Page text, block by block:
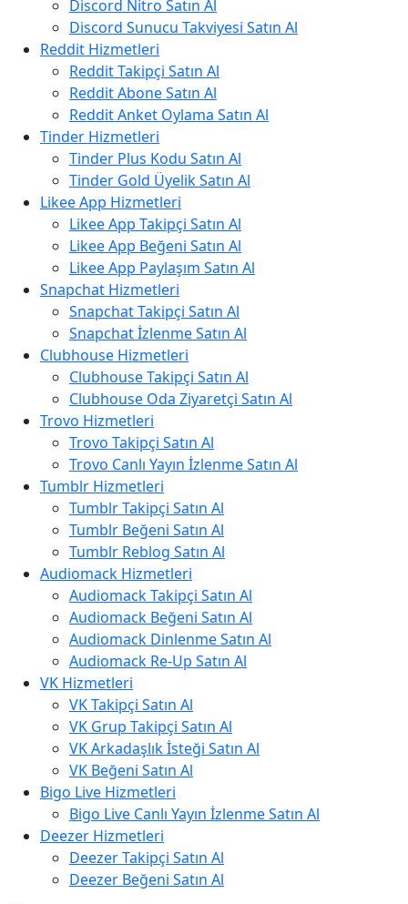
Discord Nitro Satın Al
Discord Sunucu Takviyesi Satın Al
Reddit Hizmetleri
Reddit Takipçi Satın Al
Reddit Abone Satın Al
Reddit Anket Oylama Satın Al
Tinder Hizmetleri
Tinder Plus Kodu Satın Al
Tinder Gold Üyelik Satın Al
Likee App Hizmetleri
Likee App Takipçi Satın Al
Likee App Beğeni Satın Al
Likee App Paylaşım Satın Al
Snapchat Hizmetleri
Snapchat Takipçi Satın Al
Snapchat İzlenme Satın Al
Clubhouse Hizmetleri
Clubhouse Takipçi Satın Al
Clubhouse Oda Ziyaretçi Satın Al
Trovo Hizmetleri
Trovo Takipçi Satın Al
Trovo Canlı Yayın İzlenme Satın Al
Tumblr Hizmetleri
Tumblr Takipçi Satın Al
Tumblr Beğeni Satın Al
Tumblr Reblog Satın Al
Audiomack Hizmetleri
Audiomack Takipçi Satın Al
Audiomack Beğeni Satın Al
Audiomack Dinlenme Satın Al
Audiomack Re-Up Satın Al
VK Hizmetleri
VK Takipçi Satın Al
VK Grup Takipçi Satın Al
VK Arkadaşlık İsteği Satın Al
VK Beğeni Satın Al
Bigo Live Hizmetleri
Bigo Live Canlı Yayın İzlenme Satın Al
Deezer Hizmetleri
Deezer Takipçi Satın Al
Deezer Beğeni Satın Al